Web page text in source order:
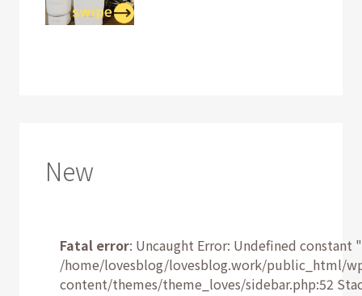
New
Fatal error: Uncaught Error: Undefined constant
/home/lovesblog/lovesblog.work/public_html/
content/themes/theme_loves/sidebar.php:52